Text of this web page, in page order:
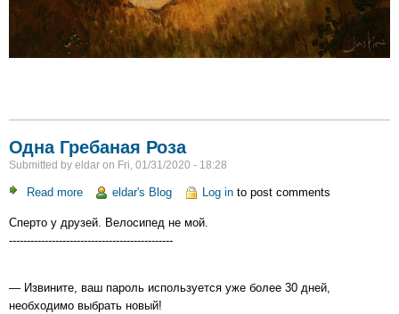
Одна Гребаная Роза
Submitted by eldar on Fri, 01/31/2020 - 18:28
Read more about
Гребаная
Роза
eldar's Blog Log into post comments
Сперто у друзей. Велосипед не мой.
----------------------------------------------
— Извините, ваш пароль используется уже более 30 дней,
необходимо выбрать новый!